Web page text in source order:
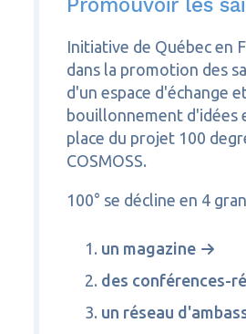
Initiative de Québec en
dans la promotion des
d'un espace d'échange
bouillonnement d'idées
place du projet 100
COSMOSS.
100° se décline en 4
un magazine
des conférences-
un réseau